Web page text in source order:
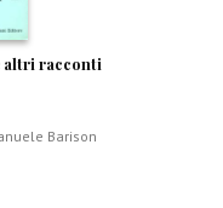
altri racconti
Barison